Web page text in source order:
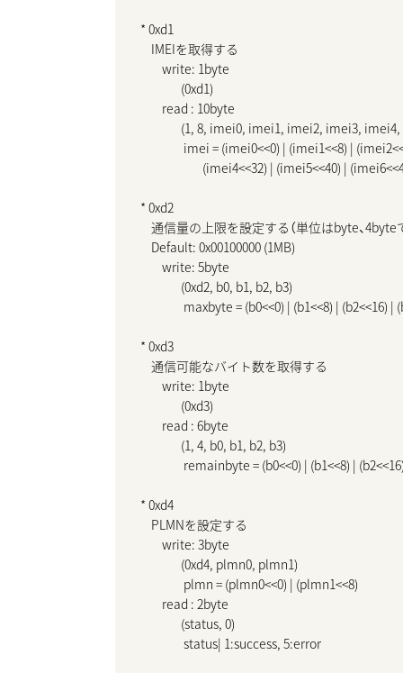
* 0xd1
    IMEIを取得する
        write: 1byte
               (0xd1)
        read : 10byte
(1, 8, imei0, imei1, imei2, imei3,
imei = (imei0<<0) | (imei1<<8) |
(imei4<<32) | (imei5<<40) |
* 0xd2
通信量の上限を設定する（単位はbyte、4byte
    Default: 0x00100000 (1MB)
        write: 5byte
               (0xd2, b0, b1, b2, b3)
maxbyte = (b0<<0) | (b1<<8) | (b2<<16)
* 0xd3
    通信可能なバイト数を取得する
        write: 1byte
               (0xd3)
        read : 6byte
               (1, 4, b0, b1, b2, b3)
remainbyte = (b0<<0) | (b1<<8) |
* 0xd4
    PLMNを設定する
        write: 3byte
               (0xd4, plmn0, plmn1)
                plmn = (plmn0<<0) | (plmn1<<8)
        read : 2byte
               (status, 0)
                status| 1:success, 5:error